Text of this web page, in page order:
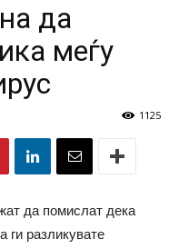
да
меѓу
1125
да помислат дека
ги разликувате